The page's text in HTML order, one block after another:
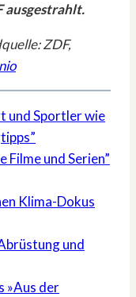
ausgestrahlt.
ZDF,
und Sportler wie
Filme und Serien”
Klima-Dokus
und
»Aus der